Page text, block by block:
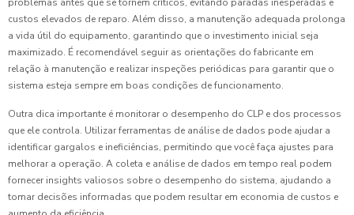
problemas antes que se tornem críticos, evitando paradas inesperadas e
custos elevados de reparo. Além disso, a manutenção adequada prolonga
a vida útil do equipamento, garantindo que o investimento inicial seja
maximizado. É recomendável seguir as orientações do fabricante em
relação à manutenção e realizar inspeções periódicas para garantir que o
sistema esteja sempre em boas condições de funcionamento.
Outra dica importante é monitorar o desempenho do CLP e dos processos
que ele controla. Utilizar ferramentas de análise de dados pode ajudar a
identificar gargalos e ineficiências, permitindo que você faça ajustes para
melhorar a operação. A coleta e análise de dados em tempo real podem
fornecer insights valiosos sobre o desempenho do sistema, ajudando a
tomar decisões informadas que podem resultar em economia de custos e